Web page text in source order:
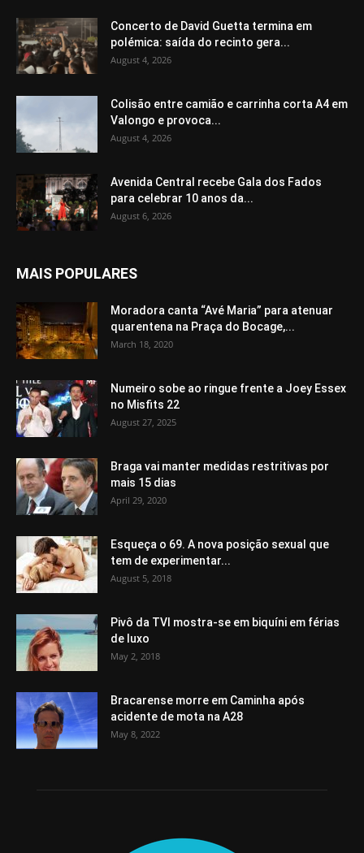
Concerto de David Guetta termina em
polémica: saída do recinto gera...
August 4, 2026
Colisão entre camião e carrinha corta A4 em
Valongo e provoca...
August 4, 2026
Avenida Central recebe Gala dos Fados
para celebrar 10 anos da...
August 6, 2026
MAIS POPULARES
Moradora canta “Avé Maria” para atenuar
quarentena na Praça do Bocage,...
March 18, 2020
Numeiro sobe ao ringue frente a Joey Essex
no Misfits 22
August 27, 2025
Braga vai manter medidas restritivas por
mais 15 dias
April 29, 2020
Esqueça o 69. A nova posição sexual que
tem de experimentar...
August 5, 2018
Pivô da TVI mostra-se em biquíni em férias
de luxo
May 2, 2018
Bracarense morre em Caminha após
acidente de mota na A28
May 8, 2022